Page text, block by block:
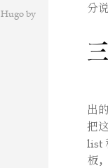
by
分
出
把
list
板